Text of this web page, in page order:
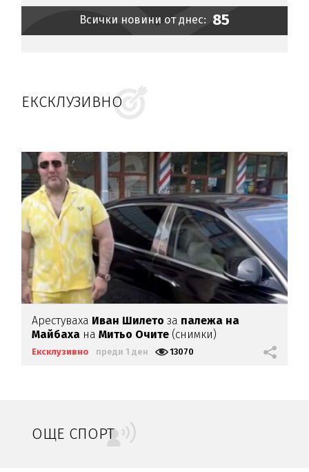
Всички новини от днес: 85
ЕКСКЛУЗИВНО
Арестуваха Иван Шилетоза палежа на
Майбаха наМитьо Очите (снимки)
Ексклузивно преди 1 ден 13070
ОЩЕ СПОРТ